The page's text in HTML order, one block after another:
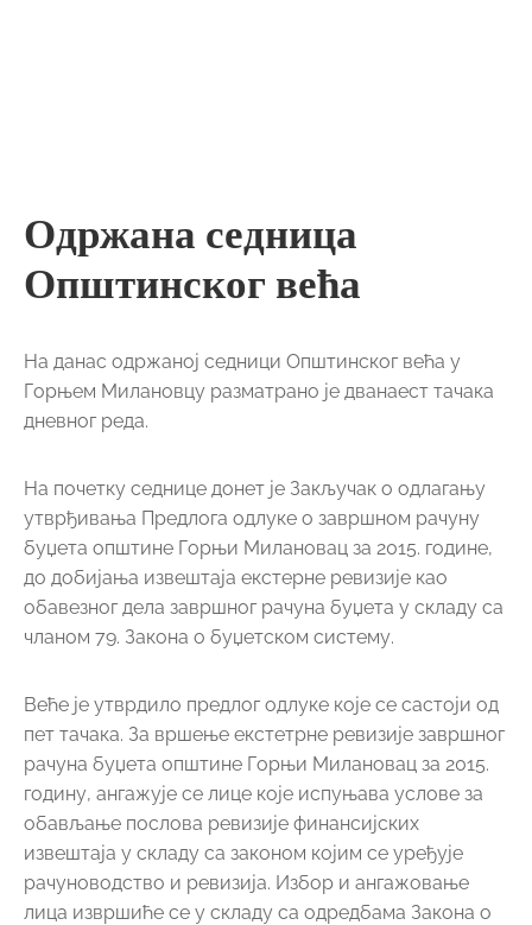
Одржана седница
Општинског већа
На данас одржаној седници Општинског већа у
Горњем Милановцу разматрано је дванаест тачака
дневног реда.
На почетку седнице донет је Закључак о одлагању
утврђивања Предлога одлуке о завршном рачуну
буџета општине Горњи Милановац за 2015. године,
до добијања извештаја екстерне ревизије као
обавезног дела завршног рачуна буџета у складу са
чланом 79. Закона о буџетском систему.
Веће је утврдило предлог одлуке које се састоји од
пет тачака. За вршење екстетрне ревизије завршног
рачуна буџета општине Горњи Милановац за 2015.
годину, ангажује се лице које испуњава услове за
обављање послова ревизије финансијских
извештаја у складу са законом којим се уређује
рачуноводство и ревизија. Избор и ангажовање
лица извршиће се у складу са одредбама Закона о